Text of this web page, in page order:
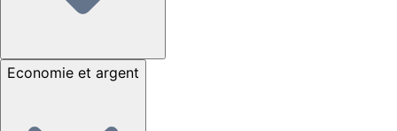
Economie et argent